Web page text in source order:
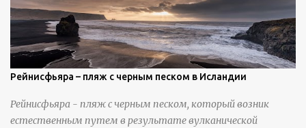
https://calvinnicholls.com/
Рейнисфьяра – пляж с черным песком в Исландии
Рейнисфьяра - пляж с черным песком, который возник
естественным путем в результате вулканической